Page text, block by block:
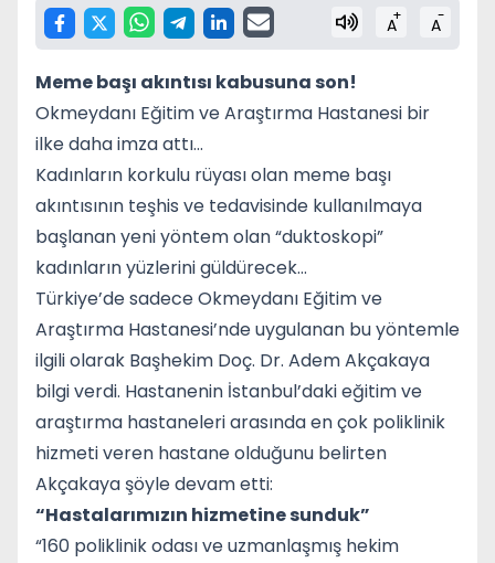
A+ A-
Meme başı akıntısı kabusuna son!
Okmeydanı Eğitim ve Araştırma Hastanesi bir
ilke daha imza attı...
Kadınların korkulu rüyası olan meme başı
akıntısının teşhis ve tedavisinde kullanılmaya
başlanan yeni yöntem olan “duktoskopi”
kadınların yüzlerini güldürecek…
Türkiye’de sadece Okmeydanı Eğitim ve
Araştırma Hastanesi’nde uygulanan bu yöntemle
ilgili olarak Başhekim Doç. Dr. Adem Akçakaya
bilgi verdi. Hastanenin İstanbul’daki eğitim ve
araştırma hastaneleri arasında en çok poliklinik
hizmeti veren hastane olduğunu belirten
Akçakaya şöyle devam etti:
“Hastalarımızın hizmetine sunduk”
“160 poliklinik odası ve uzmanlaşmış hekim